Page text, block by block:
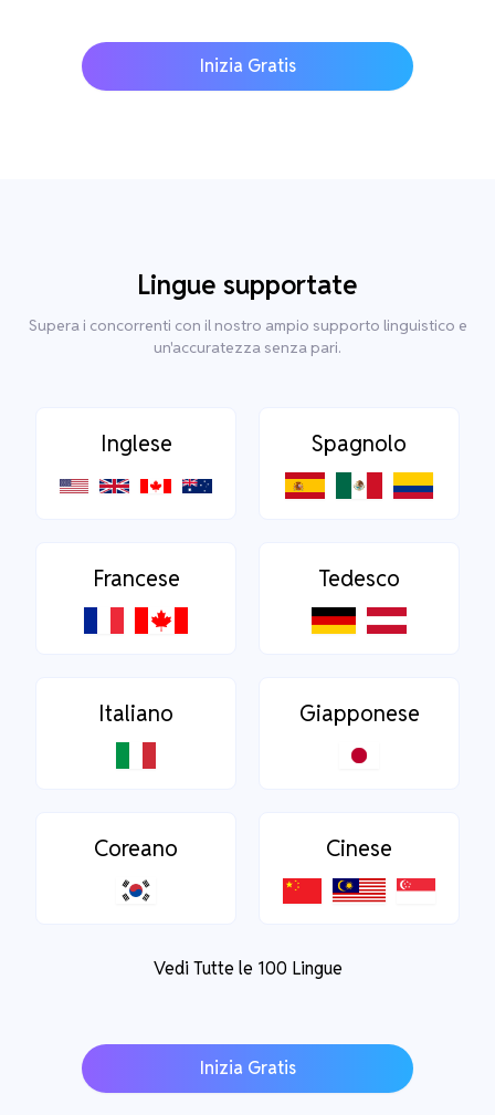
Inizia Gratis
Lingue supportate
Supera i concorrenti con il nostro ampio supporto linguistico e
un'accuratezza senza pari.
Inglese Spagnolo
Francese Tedesco
Italiano Giapponese
Coreano Cinese
Vedi Tutte le 100 Lingue
Inizia Gratis